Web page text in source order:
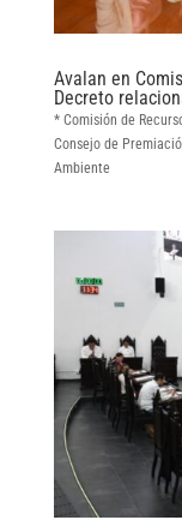
Avalan en
Decreto
* Comisión de
Consejo de
Ambiente